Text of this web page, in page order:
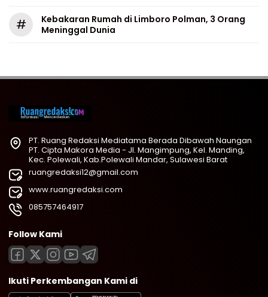
#
Kebakaran Rumah di Limboro Polman, 3 Orang
Meninggal Dunia
PT. Ruang Redaksi Mediatama Berada Dibawah Naungan
PT. Cipta Makora Media - Jl. Mangimpung, Kel. Manding,
Kec. Polewali, Kab.Polewali Mandar, Sulawesi Barat
ruangredaksi12@gmail.com
www.ruangredaksi.com
085757464917
Follow Kami
Ikuti Perkembangan Kami di